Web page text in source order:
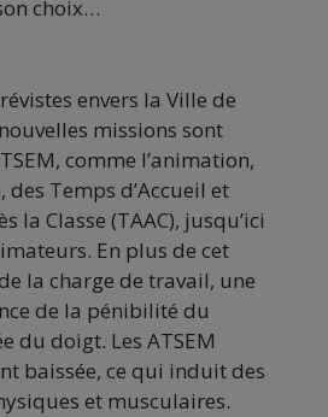
choix…
envers la Ville de
missions sont
comme l’animation,
Temps d’Accueil et
la Classe (TAAC), jusqu’ici
En plus de cet
la charge de travail, une
de la pénibilité du
du doigt. Les ATSEM
baissée, ce qui induit des
et musculaires.